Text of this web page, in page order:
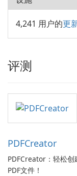
4,241 用户的更
评测
PDFCreator
PDFCreator：轻松创
PDF文件！